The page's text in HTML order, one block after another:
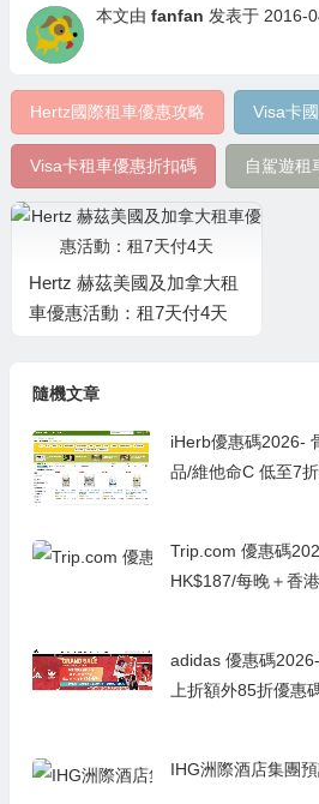
本文由 fanfan 发表于 2016-
Hertz國際租車優惠攻略 Visa卡
Visa卡租車優惠折扣碼 自駕遊租
Hertz 赫茲美國及加拿大租
車優惠活動：租7天付4天
隨機文章
iHerb優惠碼2026-
品/維他命C 低至7
Trip.com 優惠碼
HK$187/每晚＋香
adidas 優惠碼
上折額外85折優惠
IHG洲際酒店集團